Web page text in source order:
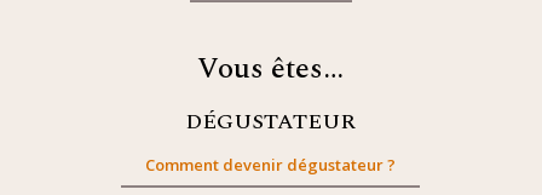
Vous êtes…
DÉGUSTATEUR
Comment devenir dégustateur ?